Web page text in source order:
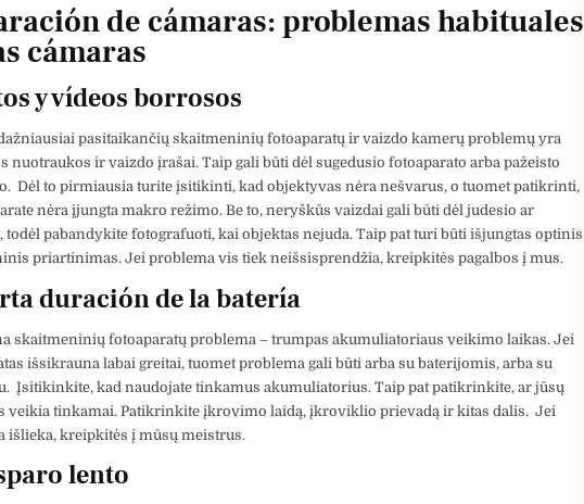
de cámaras: problemas habituales
cámaras
y vídeos borrosos
pasitaikančių skaitmeninių fotoaparatų ir vaizdo kamerų problemų yra
nuotraukos ir vaizdo įrašai. Taip gali būti dėl sugedusio fotoaparato arba pažeisto
Dėl to pirmiausia turite įsitikinti, kad objektyvas nėra nešvarus, o tuomet patikrinti,
nėra įjungta makro režimo. Be to, neryškūs vaizdai gali būti dėl judesio ar
todėl pabandykite fotografuoti, kai objektas nejuda. Taip pat turi būti išjungtas optinis
priartinimas. Jei problema vis tiek neišsisprendžia, kreipkitės pagalbos į mus.
duración de la batería
skaitmeninių fotoaparatų problema – trumpas akumuliatoriaus veikimo laikas. Jei
išsikrauna labai greitai, tuomet problema gali būti arba su baterijomis, arba su
Įsitikinkite, kad naudojate tinkamus akumuliatorius. Taip pat patikrinkite, ar jūsų
veikia tinkamai. Patikrinkite įkrovimo laidą, įkroviklio prievadą ir kitas dalis. Jei
išlieka, kreipkitės į mūsų meistrus.
lento